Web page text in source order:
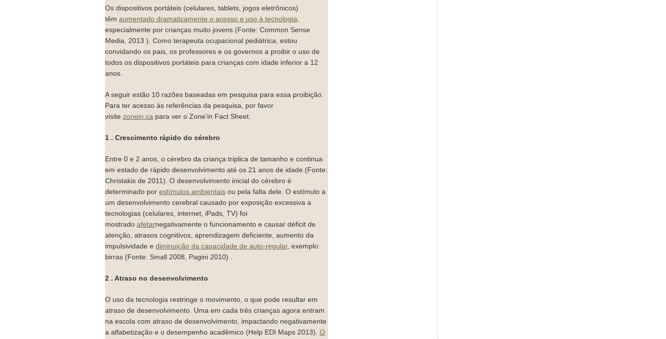
Os dispositivos portáteis (celulares, tablets, jogos eletrônicos)
têm aumentado dramaticamente o acesso e uso à tecnologia
especialmente por crianças muito jovens (Fonte: Common Sense
Media, 2013 ). Como terapeuta ocupacional pediátrica, estou
convidando os pais, os professores e os governos a proibir o uso de
todos os dispositivos portáteis para crianças com idade inferior a 12
anos.
A seguir estão 10 razões baseadas em pesquisa para essa proibição.
Para ter acesso às referências da pesquisa, por favor
visite zonein.ca para ver o Zone’in Fact Sheet.
1 . Crescimento rápido do cérebro
Entre 0 e 2 anos, o cérebro da criança triplica de tamanho e continua
em estado de rápido desenvolvimento até os 21 anos de idade (Fonte:
Christakis de 2011). O desenvolvimento inicial do cérebro é
determinado por estímulos ambientais ou pela falta dele. O estímulo a
um desenvolvimento cerebral causado por exposição excessiva a
tecnologias (celulares, internet, iPads, TV) foi
mostrado afetarnegativamente o funcionamento e causar déficit de
atenção, atrasos cognitivos, aprendizagem deficiente, aumento da
impulsividade e diminuição da capacidade de auto-regular, exemplo:
birras (Fonte: Small 2008, Pagini 2010) .
2 . Atraso no desenvolvimento
O uso da tecnologia restringe o movimento, o que pode resultar em
atraso de desenvolvimento. Uma em cada três crianças agora entram
na escola com atraso de desenvolvimento, impactando negativamente
a alfabetização e o desempenho acadêmico (Help EDI Maps 2013). O